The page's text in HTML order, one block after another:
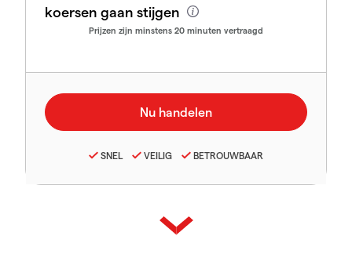
koersen gaan stijgen
Prijzen zijn minstens 20 minuten vertraagd
SNEL VEILIG BETROUWBAAR